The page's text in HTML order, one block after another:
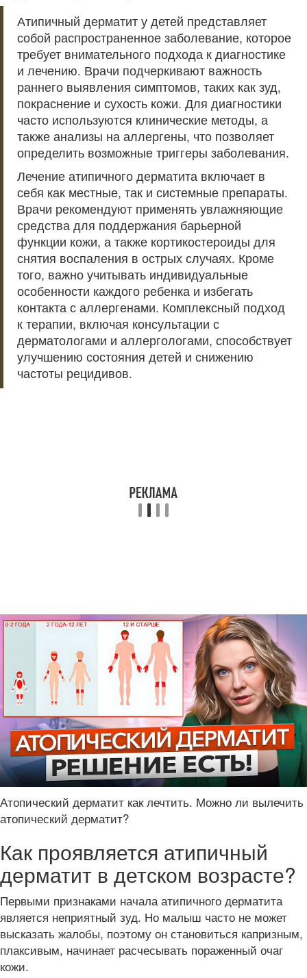
Атипичный дерматит у детей представляет
собой распространенное заболевание, которое
требует внимательного подхода к диагностике
и лечению. Врачи подчеркивают важность
раннего выявления симптомов, таких как зуд,
покраснение и сухость кожи. Для диагностики
часто используются клинические методы, а
также анализы на аллергены, что позволяет
определить возможные триггеры заболевания.
Лечение атипичного дерматита включает в
себя как местные, так и системные препараты.
Врачи рекомендуют применять увлажняющие
средства для поддержания барьерной
функции кожи, а также кортикостероиды для
снятия воспаления в острых случаях. Кроме
того, важно учитывать индивидуальные
особенности каждого ребенка и избегать
контакта с аллергенами. Комплексный подход
к терапии, включая консультации с
дерматологами и аллергологами, способствует
улучшению состояния детей и снижению
частоты рецидивов.
Атопический дерматит как лечтить. Можно ли вылечить
атопический дерматит?
Как проявляется атипичный
дерматит в детском возрасте?
Первыми признаками начала атипичного дерматита
является неприятный зуд. Но малыш часто не может
высказать жалобы, поэтому он становиться капризным,
плаксивым, начинает расчесывать пораженный очаг
кожи.